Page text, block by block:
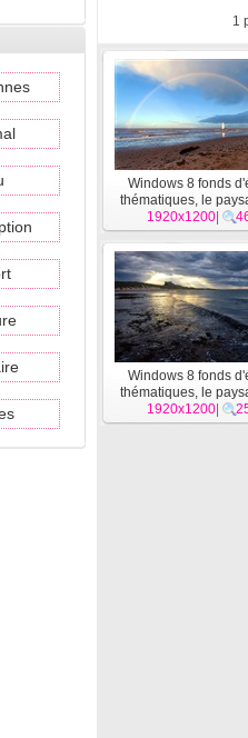
1
Windows 8 fonds
thématiques, le
l'eau #18
1920x1200
Windows 8 fonds
thématiques, le
l'eau #14
1920x1200